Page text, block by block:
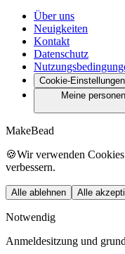
Über uns
Neuigkeiten
Kontakt
Datenschutz
Cookie-Einstellungen
Meine
MakeBead
🍪Wir verwenden
verbessern.
Alle ablehnen Alle
Notwendig
Anmeldesitzung und